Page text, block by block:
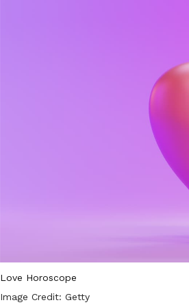
Love Horoscope
Image Credit: Getty